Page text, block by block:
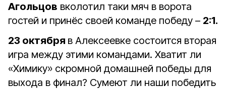
Агольцов вколотил таки мяч в ворота
гостей и принёс своей команде победу – 2:1.
23 октября в Алексеевке состоится вторая
игра между этими командами. Хватит ли
«Химику» скромной домашней победы для
выхода в финал? Сумеют ли наши победить